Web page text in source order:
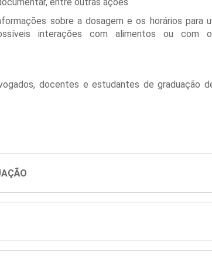
sobre a dosagem e os horários para
interações com alimentos ou com
docentes e estudantes de graduação